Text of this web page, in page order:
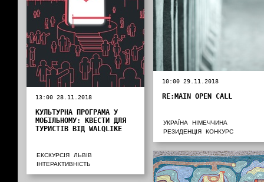
10:00 29.11.2018
RE:MAIN OPEN CALL
УКРАЇНА
НІМЕЧЧИНА
РЕЗИДЕНЦІЯ
КОНКУРС
13:00 28.11.2018
КУЛЬТУРНА ПРОГРАМА У
МОБІЛЬНОМУ: КВЕСТИ ДЛЯ
ТУРИСТІВ ВІД WALQLIKE
ЕКСКУРСІЯ
ЛЬВІВ
ІНТЕРАКТИВНІСТЬ